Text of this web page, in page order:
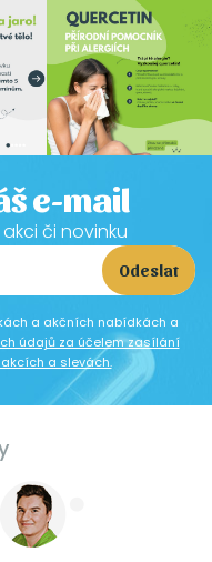
e-mail
či novinku
Odeslat
a akčních nabídkách a
údajů za účelem zasílání
a slevách.